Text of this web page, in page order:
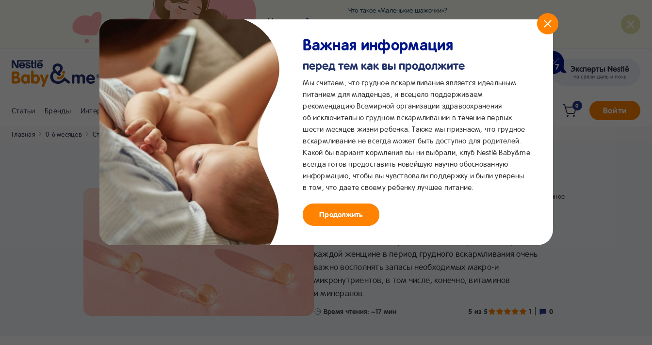
Что такое «Маленькие шажочки»?
Наш новый суперсервис для отслеживания развития вашего малыша
*2055 Сообщения в ВКонтакте Эксперты Nestlé
на связи день и ночь
Статьи Бренды Интернет-магазин Клуб Nestlé Baby&me Сервисы Бейбимания
0 Войти
Главная 0-6 месяцев Статьи Витамины для кормящих мам
Витамины для кормящих мам
В избранное
Питание Здоровье
каждой женщине в период грудного вскармливания очень
важно восполнять запасы необходимых макро-и
микронутриентов, в том числе, конечно, витаминов
и минералов.
Время чтения: ~17 мин 5 из 5 1 0
Важная информация
перед тем как вы продолжите
Мы считаем, что грудное вскармливание является идеальным
питанием для младенцев, и всецело поддерживаем
рекомендацию Всемирной организации здравоохранения
об исключительно грудном вскармливании в течение первых
шести месяцев жизни ребенка. Также мы признаем, что грудное
вскармливание не всегда может быть доступно для родителей.
Какой бы вариант кормления вы ни выбрали, клуб Nestlé Baby&me
всегда готов предоставить новейшую научно обоснованную
информацию, чтобы вы чувствовали поддержку и были уверены
в том, что даете своему ребенку лучшее питание.
Продолжить